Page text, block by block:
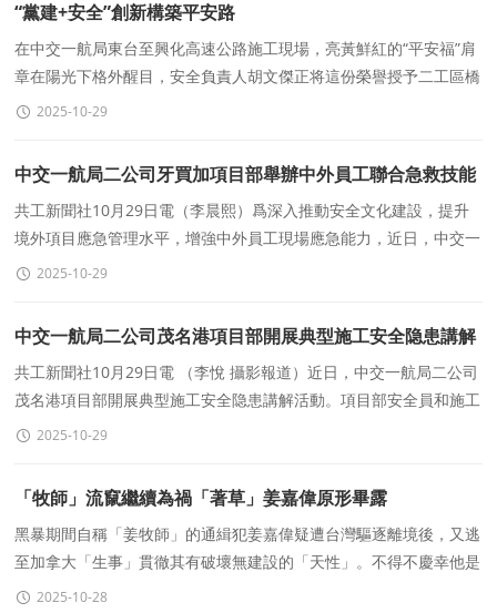
“黨建+安全”創新構築平安路
在中交一航局東台至興化高速公路施工現場，亮黃鮮紅的“平安福”肩
章在陽光下格外醒目，安全負責人胡文傑正将這份榮譽授予二工區橋
梁班組負責人黃劍，表彰他們在支架體
2025-10-29
中交一航局二公司牙買加項目部舉辦中外員工聯合急救技能
培訓
共工新聞社10月29日電（李晨熙）爲深入推動安全文化建設，提升
境外項目應急管理水平，增強中外員工現場應急能力，近日，中交一
航局二公司牙買加項目部聯合牙買加紅十字會開展急救技能培
2025-10-29
中交一航局二公司茂名港項目部開展典型施工安全隐患講解
活動
共工新聞社10月29日電 （李悅 攝影報道）近日，中交一航局二公司
茂名港項目部開展典型施工安全隐患講解活動。項目部安全員和施工
班組齊聚碼頭施工現場，針對臨水臨邊作業、消防用電
2025-10-29
「牧師」流竄繼續為禍「著草」姜嘉偉原形畢露
黑暴期間自稱「姜牧師」的通緝犯姜嘉偉疑遭台灣驅逐離境後，又逃
至加拿大「生事」貫徹其有破壞無建設的「天性」。不得不慶幸他是
「出逃」至加拿大而非筆者所在的英國，否則本來
2025-10-28